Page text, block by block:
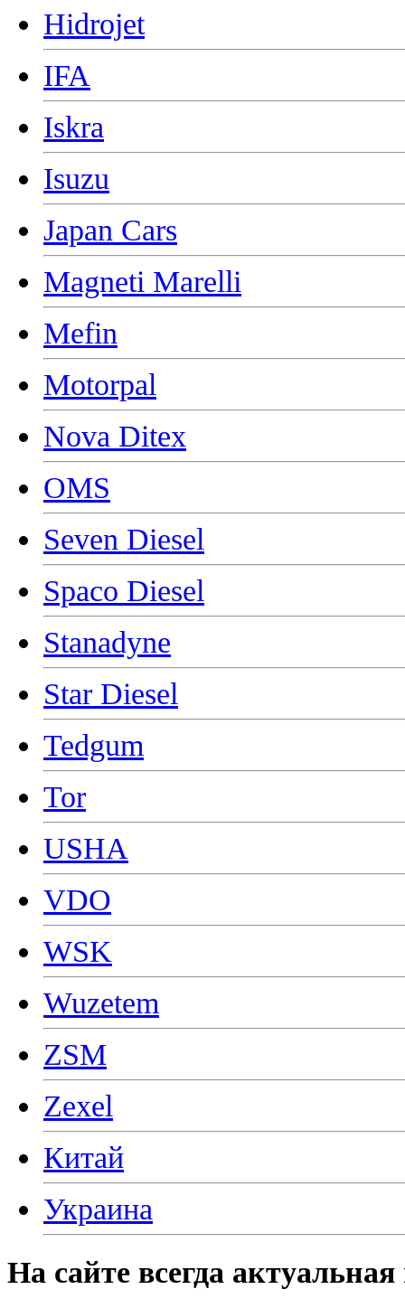
Hidrojet
IFA
Iskra
Isuzu
Japan Cars
Magneti Marelli
Mefin
Motorpal
Nova Ditex
OMS
Seven Diesel
Spaco Diesel
Stanadyne
Star Diesel
Tedgum
Tor
USHA
VDO
WSK
Wuzetem
ZSM
Zexel
Китай
Украина
На сайте всегда